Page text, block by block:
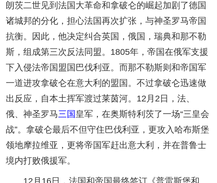
朗茨二世见到法国大革命和拿破仑的崛起加剧了德国
诸城邦的分化，担心法国再次扩张，与神圣罗马帝国
抗衡。因此，他决定纠合英国，俄国，瑞典和那不勒
斯，组成第三次反法同盟。1805年，帝国在俄军支援
下入侵法帝国盟国巴伐利亚。而那不勒斯则和帝国军
一道进攻拿破仑在意大利的盟国。不过拿破仑迅速做
出反应，自本土挥军渡过莱茵河。12月2日，法、
俄、神圣罗马三国 皇军，在奥斯特利茨了一场“三皇会
战”。拿破仑最后不但守住巴伐利亚，更攻入哈布斯堡
领地摩拉维亚，更将帝国军赶出意大利，并在普鲁士
境内打败俄援军。